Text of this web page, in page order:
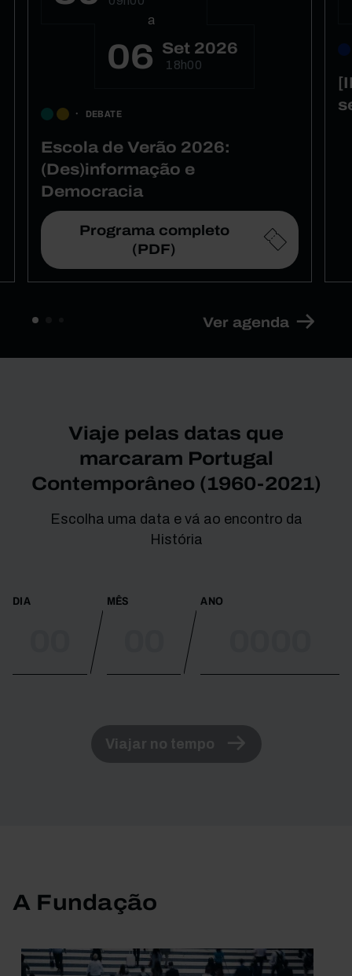
a
06 Set 2026
18h00
DEBATE
Escola de Verão 2026:
(Des)informação e
Democracia
Programa completo
(PDF)
Ver agenda
Viaje pelas datas que
marcaram Portugal
Contemporâneo (1960-2021)
Escolha uma data e vá ao encontro da
História
DIA MÊS ANO
Viajar no tempo
A Fundação